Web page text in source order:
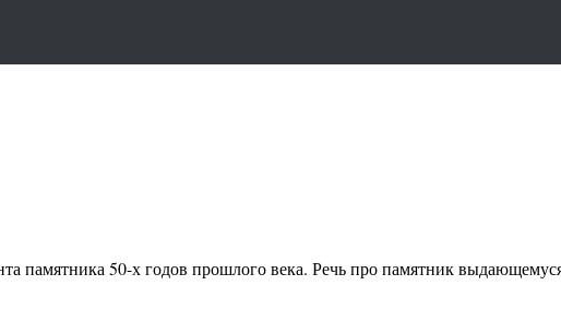
памятника 50-х годов прошлого века. Речь про памятник